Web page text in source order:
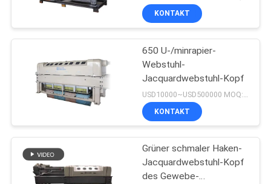
mit des
Webstuhlwebstuhls mit
elektronischer
KONTAKT
650 U-/minrapier-
Webstuhl-
Jacquardwebstuhl-Kopf
USD10000~USD500000 MOQ:1 Satz
KONTAKT
Grüner schmaler Haken-
Jacquardwebstuhl-Kopf
des Gewebe-